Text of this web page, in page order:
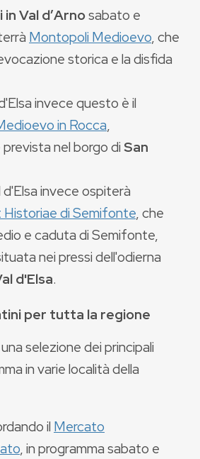
Val dʼArnosabato e
Montopoli Medioevo, che
storica e la disfida
invece questo è il
in Rocca,
nel borgo diSan
d'Elsa invece ospiterà
di Semifonte, che
e caduta di Semifonte,
nei pressi dell'odierna
d'Elsa.
per tutta la regione
selezione dei principali
in varie località della
il Mercato
, in programma sabato e